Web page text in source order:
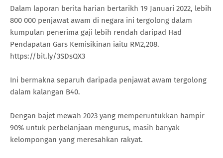
Dalam laporan berita harian bertarikh 19 Januari 2022, lebih
800 000 penjawat awam di negara ini tergolong dalam
kumpulan penerima gaji lebih rendah daripad Had
Pendapatan Gars Kemisikinan iaitu RM2,208.
https://bit.ly/3SDsQX3
Ini bermakna separuh daripada penjawat awam tergolong
dalam kalangan B40.
Dengan bajet mewah 2023 yang memperuntukkan hampir
90% untuk perbelanjaan mengurus, masih banyak
kelompongan yang meresahkan rakyat.